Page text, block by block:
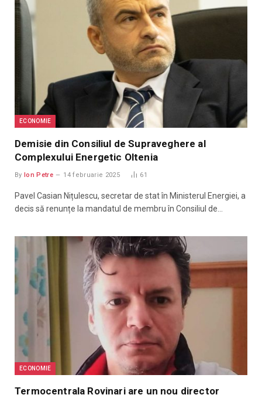
ECONOMIE
Demisie din Consiliul de Supraveghere al
Complexului Energetic Oltenia
By Ion Petre 14 februarie 2025 61
Pavel Casian Nițulescu, secretar de stat în Ministerul Energiei, a
decis să renunțe la mandatul de membru în Consiliul de…
ECONOMIE
Termocentrala Rovinari are un nou director